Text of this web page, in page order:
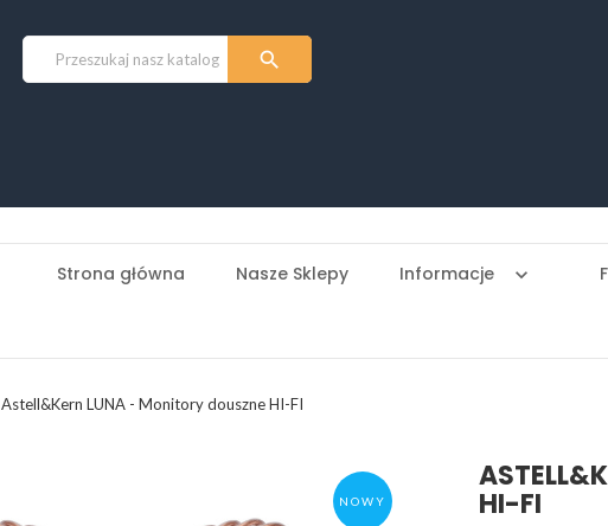

Strona główna Nasze Sklepy Informacje keyboard_arrow_down
Astell&Kern LUNA - Monitory douszne HI-FI
NOWY HI-FI